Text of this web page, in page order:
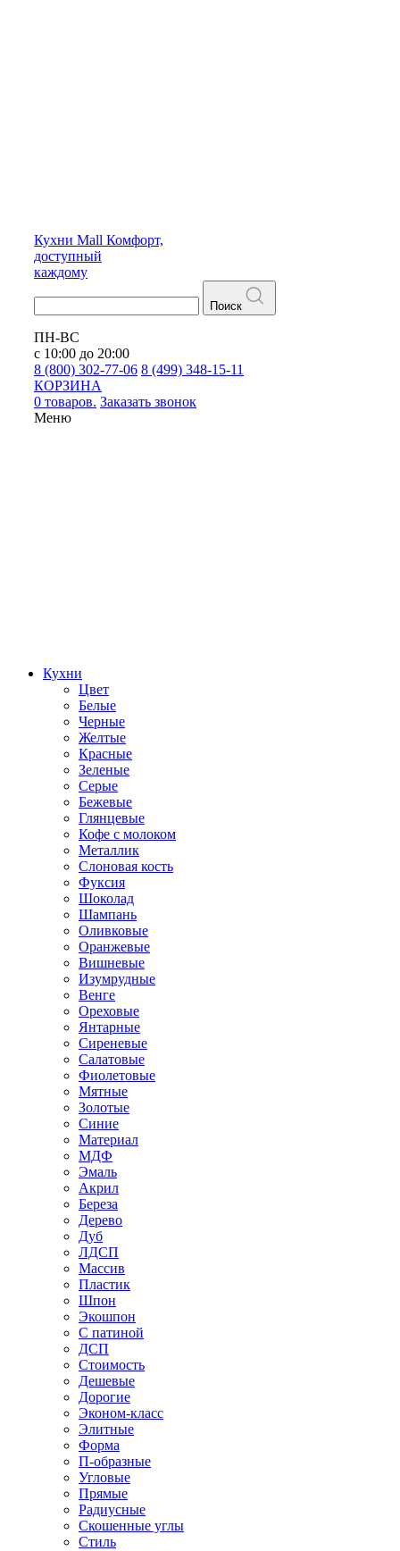
Кухни Mall Комфорт,
доступный
каждому
Поиск
ПН-ВС
с 10:00 до 20:00
8 (800) 302-77-06 8 (499) 348-15-11
КОРЗИНА
0 товаров. Заказать звонок
Меню
Кухни
Цвет
Белые
Черные
Желтые
Красные
Зеленые
Серые
Бежевые
Глянцевые
Кофе с молоком
Металлик
Слоновая кость
Фуксия
Шоколад
Шампань
Оливковые
Оранжевые
Вишневые
Изумрудные
Венге
Ореховые
Янтарные
Сиреневые
Салатовые
Фиолетовые
Мятные
Золотые
Синие
Материал
МДФ
Эмаль
Акрил
Береза
Дерево
Дуб
ЛДСП
Массив
Пластик
Шпон
Экошпон
С патиной
ДСП
Стоимость
Дешевые
Дорогие
Эконом-класс
Элитные
Форма
П-образные
Угловые
Прямые
Радиусные
Скошенные углы
Стиль